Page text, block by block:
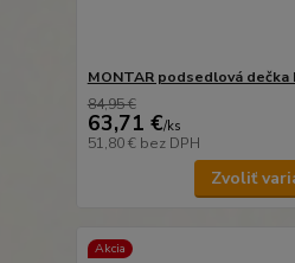
MONTAR podsedlová
84,95 €
63,71 €/ks
51,80 € bez DPH
Zvoliť
Akcia